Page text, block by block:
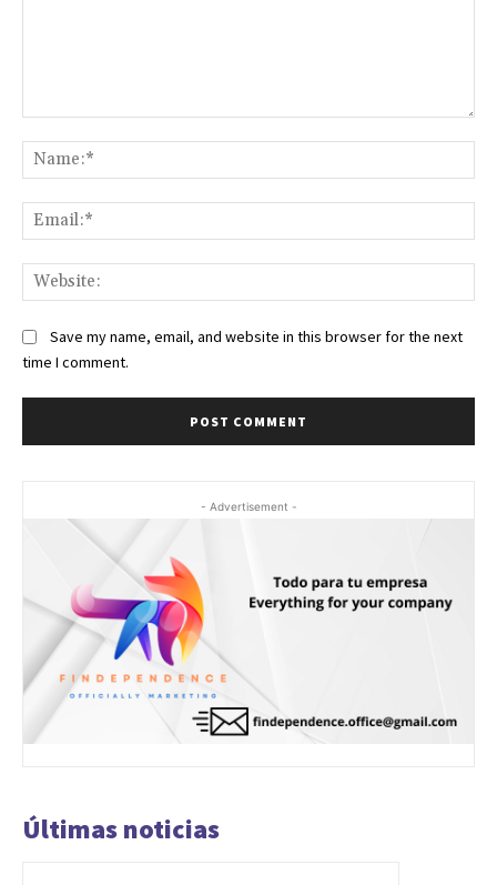
Save my name, email, and website in this browser for the next
time I comment.
- Advertisement -
Últimas noticias